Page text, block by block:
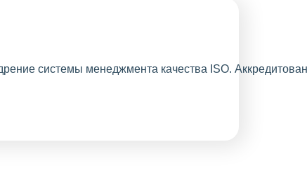
требует личного
присутствия,